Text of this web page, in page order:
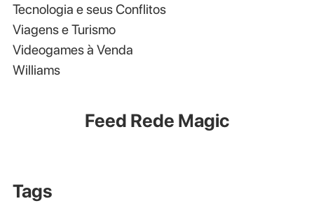
Tecnologia e seus Conflitos
Viagens e Turismo
Videogames à Venda
Williams
Feed Rede Magic
Tags